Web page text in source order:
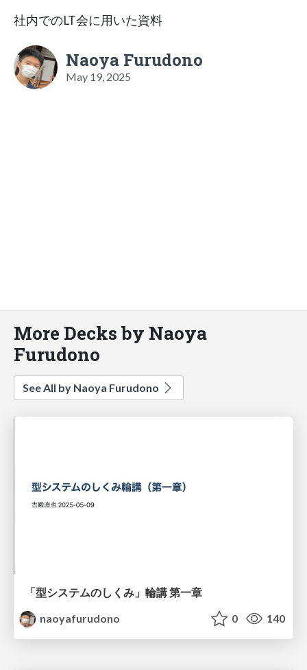
社内でのLT会に用いた資料
Naoya Furudono
May 19, 2025
More Decks by Naoya
Furudono
See All by Naoya Furudono
「型システムのしくみ」輪講 第一章
naoyafurudono
0 140